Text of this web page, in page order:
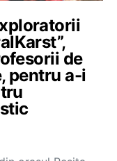
de
pentru a-i